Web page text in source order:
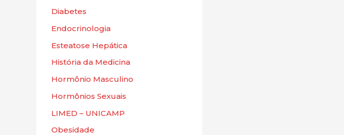
Diabetes
Endocrinologia
Esteatose Hepática
História da Medicina
Hormônio Masculino
Hormônios Sexuais
LIMED – UNICAMP
Obesidade